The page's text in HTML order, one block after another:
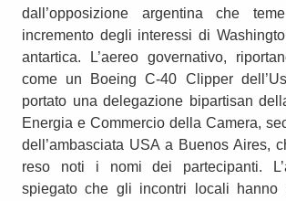
dall’opposizione argentina che
incremento degli interessi di
antartica. L’aereo governativo,
come un Boeing C-40 Clipper
portato una delegazione bipartisan
Energia e Commercio della Camera,
dell’ambasciata USA a Buenos Aires,
reso noti i nomi dei partecipanti.
spiegato che gli incontri locali hanno